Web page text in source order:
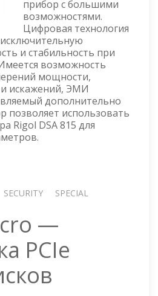
СПЕКТРА
прибор с большими
возможностями.
Цифровая технология
и стабильность при
возможность
мощности,
искажений, ЭМИ
дополнительно
позволяет использовать
Rigol DSA 815 для
SECURITY SPECIAL
—
PCIe